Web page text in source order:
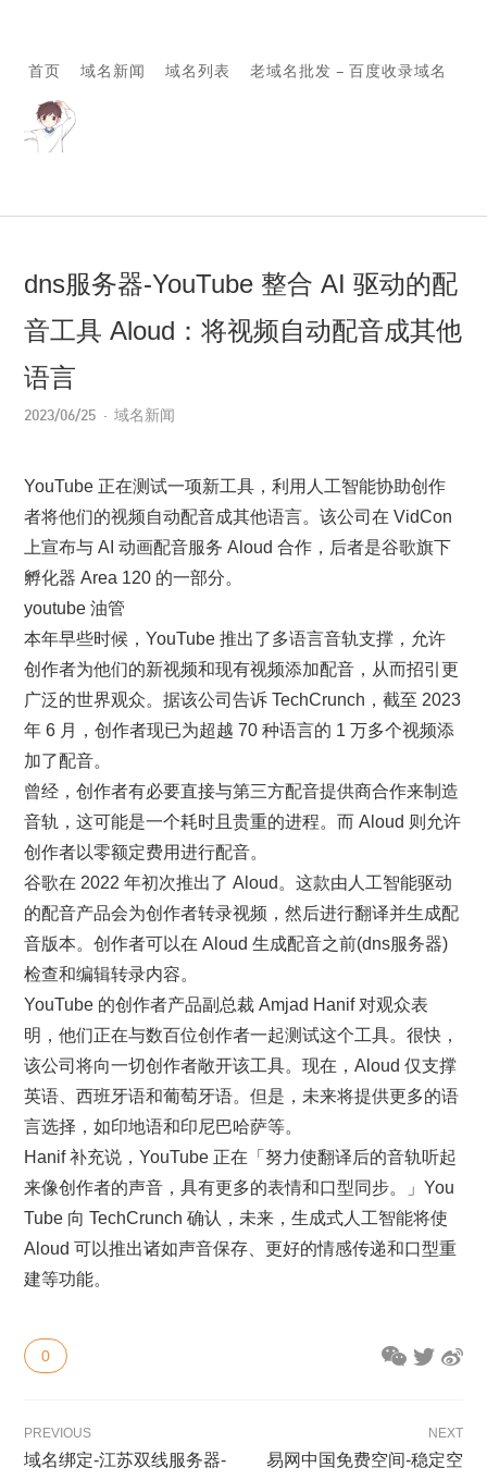
首页 域名新闻 域名列表 老域名批发 – 百度收录域名
dns服务器-YouTube 整合 AI 驱动的配
音工具 Aloud：将视频自动配音成其他
语言
2023/06/25 域名新闻
YouTube 正在测试一项新工具，利用人工智能协助创作
者将他们的视频自动配音成其他语言。该公司在 VidCon
上宣布与 AI 动画配音服务 Aloud 合作，后者是谷歌旗下
孵化器 Area 120 的一部分。
youtube 油管
本年早些时候，YouTube 推出了多语言音轨支撑，允许
创作者为他们的新视频和现有视频添加配音，从而招引更
广泛的世界观众。据该公司告诉 TechCrunch，截至 2023
年 6 月，创作者现已为超越 70 种语言的 1 万多个视频添
加了配音。
曾经，创作者有必要直接与第三方配音提供商合作来制造
音轨，这可能是一个耗时且贵重的进程。而 Aloud 则允许
创作者以零额定费用进行配音。
谷歌在 2022 年初次推出了 Aloud。这款由人工智能驱动
的配音产品会为创作者转录视频，然后进行翻译并生成配
音版本。创作者可以在 Aloud 生成配音之前(dns服务器)
检查和编辑转录内容。
YouTube 的创作者产品副总裁 Amjad Hanif 对观众表
明，他们正在与数百位创作者一起测试这个工具。很快，
该公司将向一切创作者敞开该工具。现在，Aloud 仅支撑
英语、西班牙语和葡萄牙语。但是，未来将提供更多的语
言选择，如印地语和印尼巴哈萨等。
Hanif 补充说，YouTube 正在「努力使翻译后的音轨听起
来像创作者的声音，具有更多的表情和口型同步。」You
Tube 向 TechCrunch 确认，未来，生成式人工智能将使
Aloud 可以推出诸如声音保存、更好的情感传递和口型重
建等功能。
0
PREVIOUS
域名绑定-江苏双线服务器-
NEXT
易网中国免费空间-稳定空